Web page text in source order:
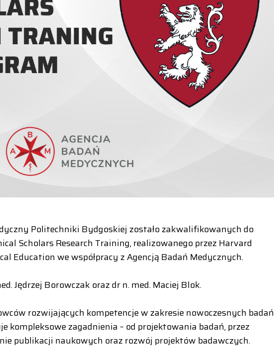
Politechniki Bydgoskiej zostało zakwalifikowanych do
Scholars Research Training, realizowanego przez Harvard
Education we współpracy z Agencją Badań Medycznych.
Jędrzej Borowczak oraz dr n. med. Maciej Blok.
rozwijających kompetencje w zakresie nowoczesnych badań
kompleksowe zagadnienia – od projektowania badań, przez
publikacji naukowych oraz rozwój projektów badawczych.